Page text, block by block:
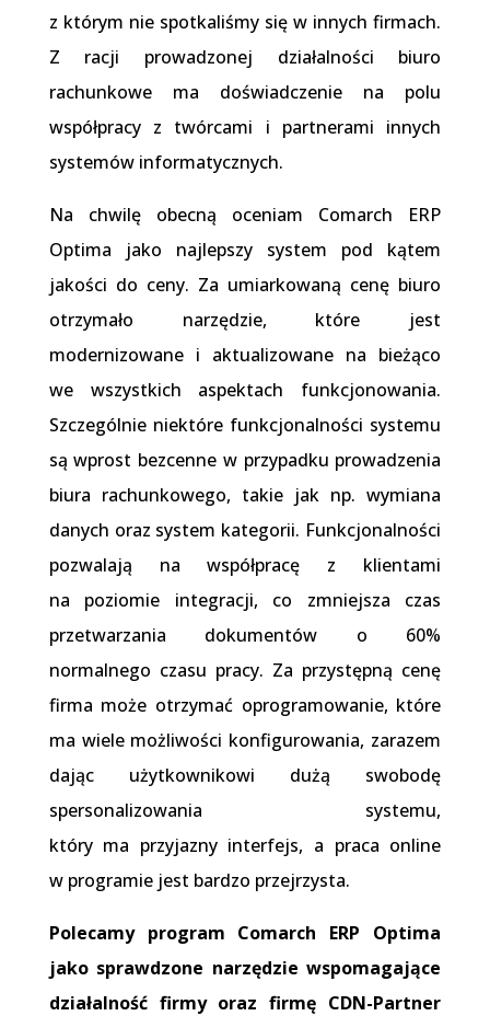
z którym nie spotkaliśmy się w innych firmach.
Z racji prowadzonej działalności biuro
rachunkowe ma doświadczenie na polu
współpracy z twórcami i partnerami innych
systemów informatycznych.
Na chwilę obecną oceniam Comarch ERP
Optima jako najlepszy system pod kątem
jakości do ceny. Za umiarkowaną cenę biuro
otrzymało narzędzie, które jest
modernizowane i aktualizowane na bieżąco
we wszystkich aspektach funkcjonowania.
Szczególnie niektóre funkcjonalności systemu
są wprost bezcenne w przypadku prowadzenia
biura rachunkowego, takie jak np. wymiana
danych oraz system kategorii. Funkcjonalności
pozwalają na współpracę z klientami
na poziomie integracji, co zmniejsza czas
przetwarzania dokumentów o 60%
normalnego czasu pracy. Za przystępną cenę
firma może otrzymać oprogramowanie, które
ma wiele możliwości konfigurowania, zarazem
dając użytkownikowi dużą swobodę
spersonalizowania systemu,
który ma przyjazny interfejs, a praca online
w programie jest bardzo przejrzysta.
Polecamy program Comarch ERP Optima
jako sprawdzone narzędzie wspomagające
działalność firmy oraz firmę CDN-Partner